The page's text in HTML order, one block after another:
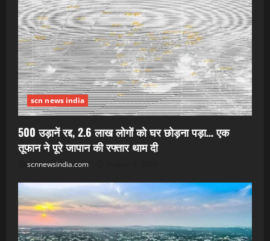
scn news india
500 उड़ानें रद्द, 2.6 लाख लोगों को घर छोड़ना पड़ा… एक
तूफान ने पूरे जापान की रफ्तार थाम दी
scnnewsindia.com